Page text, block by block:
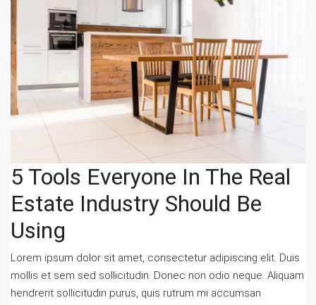
5 Tools Everyone In The Real
Estate Industry Should Be
Using
Lorem ipsum dolor sit amet, consectetur adipiscing elit. Duis
mollis et sem sed sollicitudin. Donec non odio neque. Aliquam
hendrerit sollicitudin purus, quis rutrum mi accumsan